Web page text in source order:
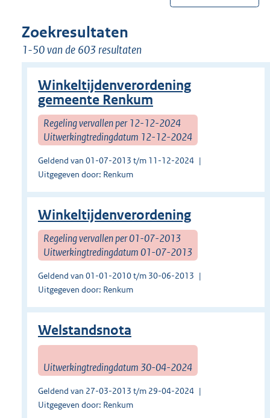
Zoekresultaten
1-50 van de 603 resultaten
Winkeltijdenverordening
gemeente Renkum
Regeling vervallen per 12-12-2024
Uitwerkingtredingdatum 12-12-2024
Geldend van 01-07-2013 t/m 11-12-2024
Uitgegeven door: Renkum
Winkeltijdenverordening
Regeling vervallen per 01-07-2013
Uitwerkingtredingdatum 01-07-2013
Geldend van 01-01-2010 t/m 30-06-2013
Uitgegeven door: Renkum
Welstandsnota
Uitwerkingtredingdatum 30-04-2024
Geldend van 27-03-2013 t/m 29-04-2024
Uitgegeven door: Renkum